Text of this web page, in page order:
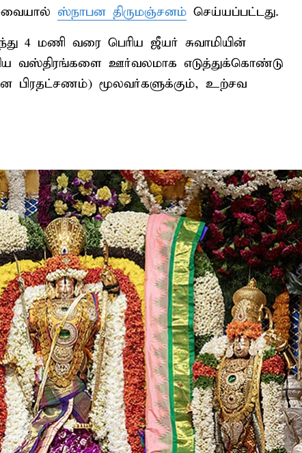
ஸ்நாபன திருமஞ்சனம் செய்யப்பட்டது.
4 மணி வரை பெரிய ஜீயர் சுவாமியின்
வஸ்திரங்களை ஊர்வலமாக எடுத்துக்கொண்டு
பிரதட்சணம்) மூலவர்களுக்கும், உற்சவ